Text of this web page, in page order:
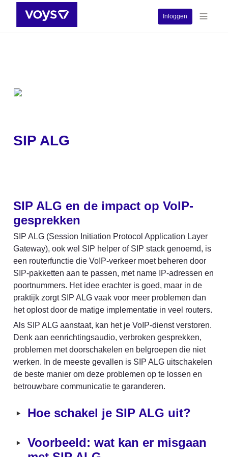
Inloggen
SIP ALG
SIP ALG en de impact op VoIP-
gesprekken
SIP ALG (Session Initiation Protocol Application Layer
Gateway), ook wel SIP helper of SIP stack genoemd, is
een routerfunctie die VoIP-verkeer moet beheren door
SIP-pakketten aan te passen, met name IP-adressen en
poortnummers. Het idee erachter is goed, maar in de
praktijk zorgt SIP ALG vaak voor meer problemen dan
het oplost door de matige implementatie in veel routers.
Als SIP ALG aanstaat, kan het je VoIP-dienst verstoren.
Denk aan eenrichtingsaudio, verbroken gesprekken,
problemen met doorschakelen en belgroepen die niet
werken. In de meeste gevallen is SIP ALG uitschakelen
de beste manier om deze problemen op te lossen en
betrouwbare communicatie te garanderen.
‣ Hoe schakel je SIP ALG uit?
‣ Voorbeeld: wat kan er misgaan